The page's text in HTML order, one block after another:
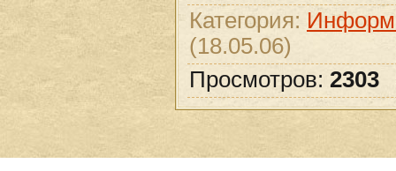
Категория:
(18.05.06)
Просмотров: 2303